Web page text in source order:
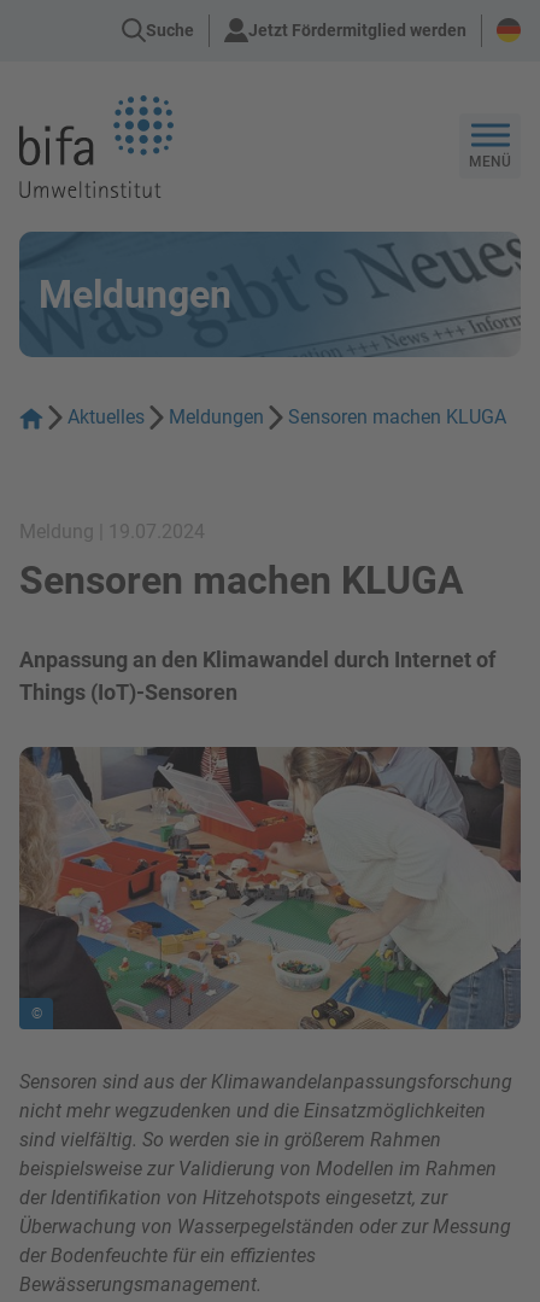
Suche Jetzt Fördermitglied werden
MENÜ
Meldungen
Aktuelles Meldungen Sensoren machen KLUGA
Meldung | 19.07.2024
Sensoren machen KLUGA
Anpassung an den Klimawandel durch Internet of
Things (IoT)-Sensoren
Bild in Lightbox zeigen
©
Sensoren sind aus der Klimawandelanpassungsforschung
nicht mehr wegzudenken und die Einsatzmöglichkeiten
sind vielfältig. So werden sie in größerem Rahmen
beispielsweise zur Validierung von Modellen im Rahmen
der Identifikation von Hitzehotspots eingesetzt, zur
Überwachung von Wasserpegelständen oder zur Messung
der Bodenfeuchte für ein effizientes
Bewässerungsmanagement.